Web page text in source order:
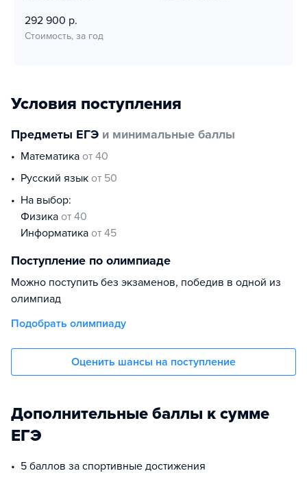
292 900 р.
Стоимость, за год
Условия поступления
Предметы ЕГЭ и минимальные баллы
математика от 40
русский язык от 50
На выбор:
физика от 40
информатика от 45
Поступление по олимпиаде
Можно поступить без экзаменов, победив в одной из
олимпиад
Подобрать олимпиаду
Оценить шансы на поступление
Дополнительные баллы к сумме
ЕГЭ
5 баллов за спортивные достижения